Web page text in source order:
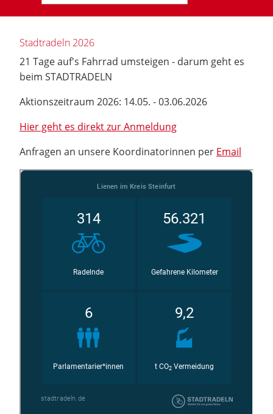
Stadtradeln 2026
21 Tage auf's Fahrrad umsteigen - darum geht es
beim STADTRADELN
Aktionszeitraum 2026: 14.05. - 03.06.2026
Hier geht es direkt zur Anmeldung
Anfragen an unsere Koordinatorinnen per Email